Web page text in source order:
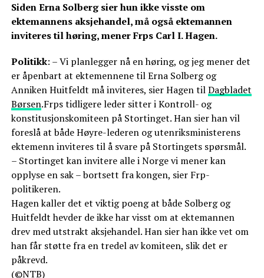
Siden Erna Solberg sier hun ikke visste om
ektemannens aksjehandel, må også ektemannen
inviteres til høring, mener Frps Carl I. Hagen.
Politikk: – Vi planlegger nå en høring, og jeg mener det
er åpenbart at ektemennene til Erna Solberg og
Anniken Huitfeldt må inviteres, sier Hagen tilDagbladet
Børsen.Frps tidligere leder sitter i Kontroll- og
konstitusjonskomiteen på Stortinget. Han sier han vil
foreslå at både Høyre-lederen og utenriksministerens
ektemenn inviteres til å svare på Stortingets spørsmål.
– Stortinget kan invitere alle i Norge vi mener kan
opplyse en sak – bortsett fra kongen, sier Frp-
politikeren.
Hagen kaller det et viktig poeng at både Solberg og
Huitfeldt hevder de ikke har visst om at ektemannen
drev med utstrakt aksjehandel. Han sier han ikke vet om
han får støtte fra en tredel av komiteen, slik det er
påkrevd.
(©NTB)